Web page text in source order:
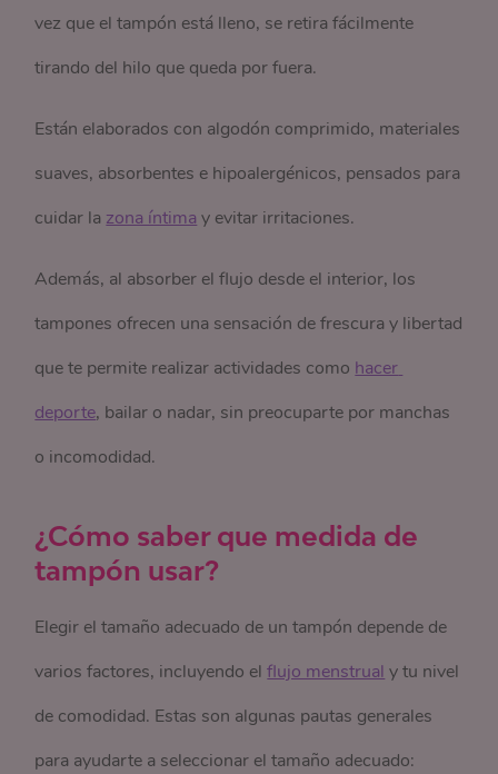
vez que el tampón está lleno, se retira fácilmente
tirando del hilo que queda por fuera.
Están elaborados con algodón comprimido, materiales
suaves, absorbentes e hipoalergénicos, pensados para
cuidar la zona íntima y evitar irritaciones.
Además, al absorber el flujo desde el interior, los
tampones ofrecen una sensación de frescura y libertad
que te permite realizar actividades como hacer
deporte, bailar o nadar, sin preocuparte por manchas
o incomodidad.
¿Cómo saber que medida de
tampón usar?
Elegir el tamaño adecuado de un tampón depende de
varios factores, incluyendo elflujo menstrual y tu nivel
de comodidad. Estas son algunas pautas generales
para ayudarte a seleccionar el tamaño adecuado: